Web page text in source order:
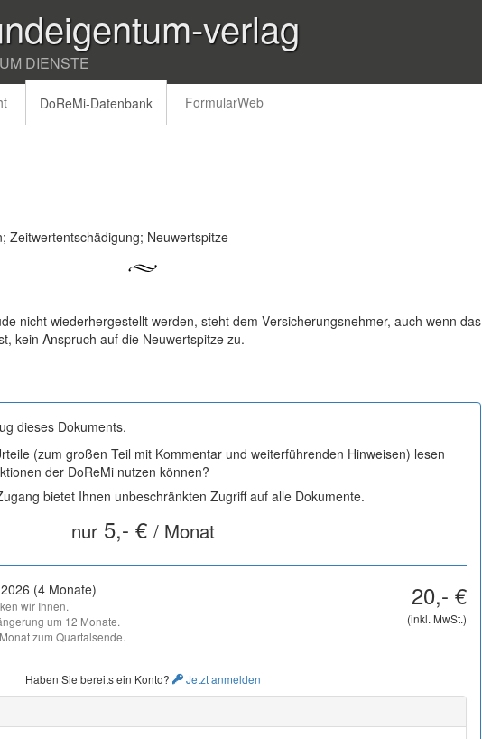
verlag
DIENSTE
DoReMi-Datenbank FormularWeb
Zeitwertentschädigung; Neuwertspitze
nicht wiederhergestellt werden, steht dem Versicherungsnehmer, auch wenn das
kein Anspruch auf die Neuwertspitze zu.
dieses Dokuments.
(zum großen Teil mit Kommentar und weiterführenden Hinweisen) lesen
der DoReMi nutzen können?
bietet Ihnen unbeschränkten Zugriff auf alle Dokumente.
nur5,- € / Monat
(4 Monate)
wir Ihnen.
um 12 Monate.
zum Quartalsende.
20,- €
(inkl. MwSt.)
Haben Sie bereits ein Konto? Jetzt anmelden